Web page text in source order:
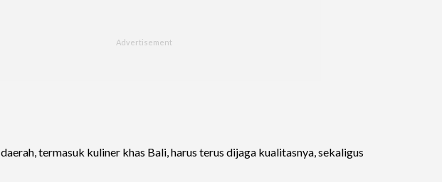
termasuk kuliner khas Bali, harus terus dijaga kualitasnya, sekaligus